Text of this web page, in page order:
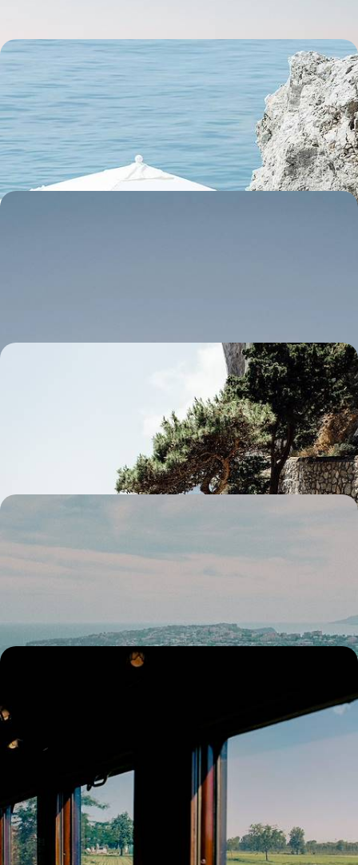
Campanie et Basilicate - En Italie, les secrets d’un
autre Sud
Aller hors des sentiers battus, de Ravello à Naples, en passant par la
douceur balnéaire de la Basilicate
8 jours, de CHF 3000 à CHF 3900
La côte amalfitaine glamour - Capri et Praiano en
Apprécier la beauté intense de la Méditerranée italienne dans les
golfes de Naples et de Salerne, depuis le littoral et le large
6 jours, de CHF 3300 à CHF 4100
méridional
Entre mers Ionienne et Tyrrhénienne, aller à la rencontre du baroque,
En train, des grandes cités italiennes jusqu’à la Sicile
Délaisser la voiture pour aller en train tout confort, de ville en ville et du
nord au sud, à la rencontre d'une Italie passionnante
16 jours, de CHF 5500 à CHF 6800
Toutes nos suggestions de voyages Naples & Côte amalfitaine